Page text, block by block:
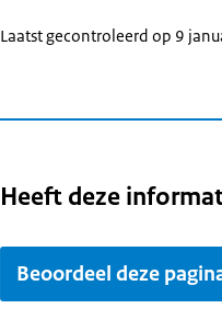
Laatst gecontroleerd op 9
Heeft deze
Beoordeel deze